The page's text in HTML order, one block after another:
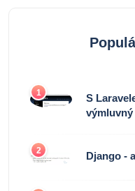
1
S
výmluvný
2 Django -